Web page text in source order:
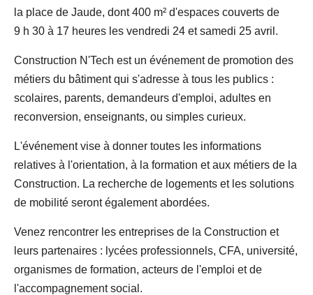
la place de Jaude, dont 400 m² d'espaces couverts de
9 h 30 à 17 heures les vendredi 24 et samedi 25 avril.
Construction N'Tech est un événement de promotion des
métiers du bâtiment qui s'adresse à tous les publics :
scolaires, parents, demandeurs d'emploi, adultes en
reconversion, enseignants, ou simples curieux.
L'événement vise à donner toutes les informations
relatives à l'orientation, à la formation et aux métiers de la
Construction. La recherche de logements et les solutions
de mobilité seront également abordées.
Venez rencontrer les entreprises de la Construction et
leurs partenaires : lycées professionnels, CFA, université,
organismes de formation, acteurs de l'emploi et de
l'accompagnement social.